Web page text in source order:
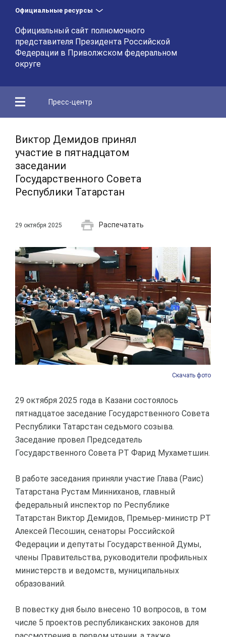
Официальные ресурсы
Официальный сайт полномочного
представителя Президента Российской
Федерации в Приволжском федеральном
округе
Пресс-центр
Виктор Демидов принял
участие в пятнадцатом
заседании
Государственного Совета
Республики Татарстан
29 октября 2025 Распечатать
Скачать фото
29 октября 2025 года в Казани состоялось
пятнадцатое заседание Государственного Совета
Республики Татарстан седьмого созыва.
Заседание провел Председатель
Государственного Совета РТ Фарид Мухаметшин.
В работе заседания приняли участие Глава (Раис)
Татарстана Рустам Минниханов, главный
федеральный инспектор по Республике
Татарстан Виктор Демидов, Премьер-министр РТ
Алексей Песошин, сенаторы Российской
Федерации и депутаты Государственной Думы,
члены Правительства, руководители профильных
министерств и ведомств, муниципальных
образований.
В повестку дня было внесено 10 вопросов, в том
числе 5 проектов республиканских законов для